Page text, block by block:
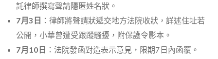
託律師撰寫聲請隱匿姓名狀。
7月3日 ：律師將聲請狀遞交地方法院收狀，詳述住址若
公開，小華曾遭受跟蹤騷擾，附保護令影本。
7月10日 ：法院發函對造表示意見，限期7日內函覆。